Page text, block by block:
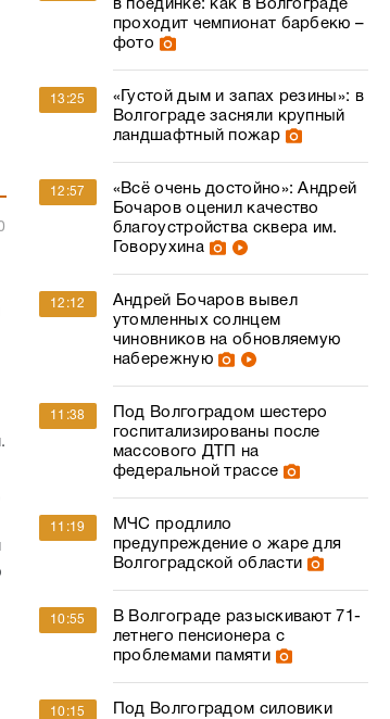
в поединке: как в Волгограде
проходит чемпионат барбекю –
фото
13:25
«Густой дым и запах резины»: в
Волгограде засняли крупный
ландшафтный пожар
12:57
«Всё очень достойно»: Андрей
Бочаров оценил качество
благоустройства сквера им.
Говорухина
12:12
Андрей Бочаров вывел
утомленных солнцем
чиновников на обновляемую
набережную
11:38
Под Волгоградом шестеро
госпитализированы после
массового ДТП на
федеральной трассе
11:19
МЧС продлило
предупреждение о жаре для
Волгоградской области
10:55
В Волгограде разыскивают 71-
летнего пенсионера с
проблемами памяти
10:15
Под Волгоградом силовики